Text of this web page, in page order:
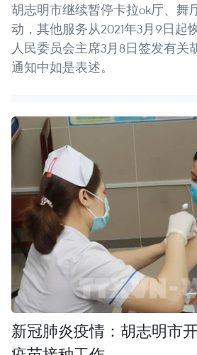
胡志明市继续暂停卡拉ok厅、舞
动，其他服务从2021年3月9日起
人民委员会主席3月8日签发有关
通知中如是表述。
新冠肺炎疫情：胡志明市